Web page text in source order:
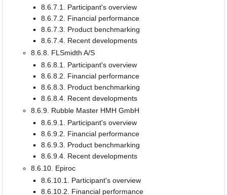
8.6.7.1. Participant's overview
8.6.7.2. Financial performance
8.6.7.3. Product benchmarking
8.6.7.4. Recent developments
8.6.8. FLSmidth A/S
8.6.8.1. Participant's overview
8.6.8.2. Financial performance
8.6.8.3. Product benchmarking
8.6.8.4. Recent developments
8.6.9. Rubble Master HMH GmbH
8.6.9.1. Participant's overview
8.6.9.2. Financial performance
8.6.9.3. Product benchmarking
8.6.9.4. Recent developments
8.6.10. Epiroc
8.6.10.1. Participant's overview
8.6.10.2. Financial performance